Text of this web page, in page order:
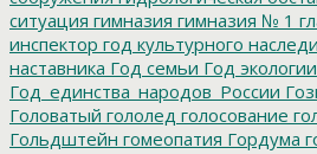
ситуация гимназия гимназия № 1
инспектор год культурного
наставника Год семьи Год экологии
Год_единства_народов_России
Головатый гололед голосование
Гольдштейн гомеопатия Гордума